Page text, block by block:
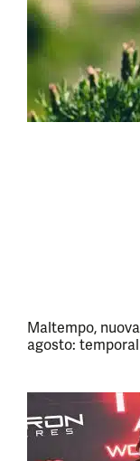
Maltempo,
agosto: